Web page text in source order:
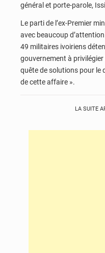
général et porte-parole,
Le parti de l’ex-Premier
avec beaucoup
49 militaires ivoiriens
gouvernement à privilégier
quête de solutions pour le
de cette affaire ».
LA SUITE